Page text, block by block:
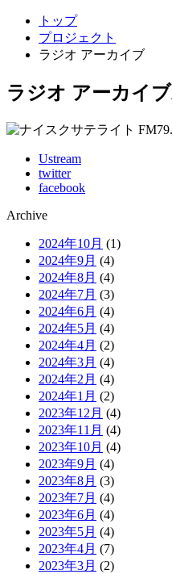
トップ
プロジェクト
ラジオ アーカイブ
ラジオ アーカイブ
Ustream
twitter
facebook
Archive
2024年10月 (1)
2024年9月 (4)
2024年8月 (4)
2024年7月 (3)
2024年6月 (4)
2024年5月 (4)
2024年4月 (2)
2024年3月 (4)
2024年2月 (4)
2024年1月 (2)
2023年12月 (4)
2023年11月 (4)
2023年10月 (4)
2023年9月 (4)
2023年8月 (3)
2023年7月 (4)
2023年6月 (4)
2023年5月 (4)
2023年4月 (7)
2023年3月 (2)